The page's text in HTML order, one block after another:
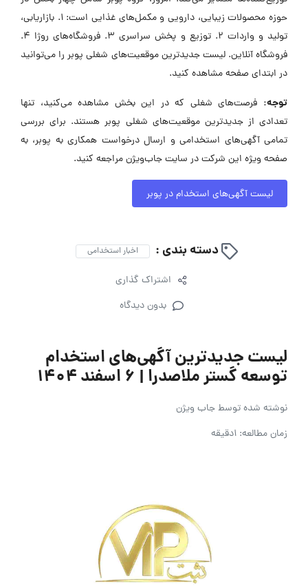
حوزه محصولات زیبایی، دارویی و مکمل‌های غذایی است: 1. بازاریابی،
تولید و واردات 2. توزیع و پخش سراسری 3. فروشگاه‌های روژا 4.
فروشگاه آنلاین. لیست جدیدترین موقعیت‌های شغلی پوبر را می‌توانید
در ابتدای صفحه مشاهده کنید.
توجه: فرصت‌های شغلی که در این بخش مشاهده می‌کنید، تنها
تعدادی از جدیدترین موقعیت‌های شغلی پوبر هستند. برای بررسی
تمامی آگهی‌های استخدامی و ارسال درخواست همکاری به پوبر، به
صفحه ویژه این شرکت در سایت جاب‌ویژن مراجعه کنید.
لیست آگهی‌های استخدام در پوبر
دسته بندی : اخبار استخدامی
اشتراک گذاری
بدون دیدگاه
لیست جدیدترین آگهی‌های استخدام
توسعه گستر ملاصدرا | ۶ اسفند ۱۴۰۴
نوشته شده توسطجاب ویژن
زمان مطالعه: 1دقیقه